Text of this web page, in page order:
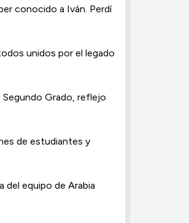
conocido a Iván. Perdí
unidos por el legado
Grado, reflejo
de estudiantes y
equipo de Arabia